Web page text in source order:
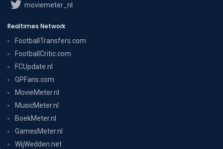
moviemeter_nl
Realtimes Network
FootballTransfers.com
FootballCritic.com
FCUpdate.nl
GPFans.com
MovieMeter.nl
MusicMeter.nl
BoekMeter.nl
GamesMeter.nl
WijWedden.net